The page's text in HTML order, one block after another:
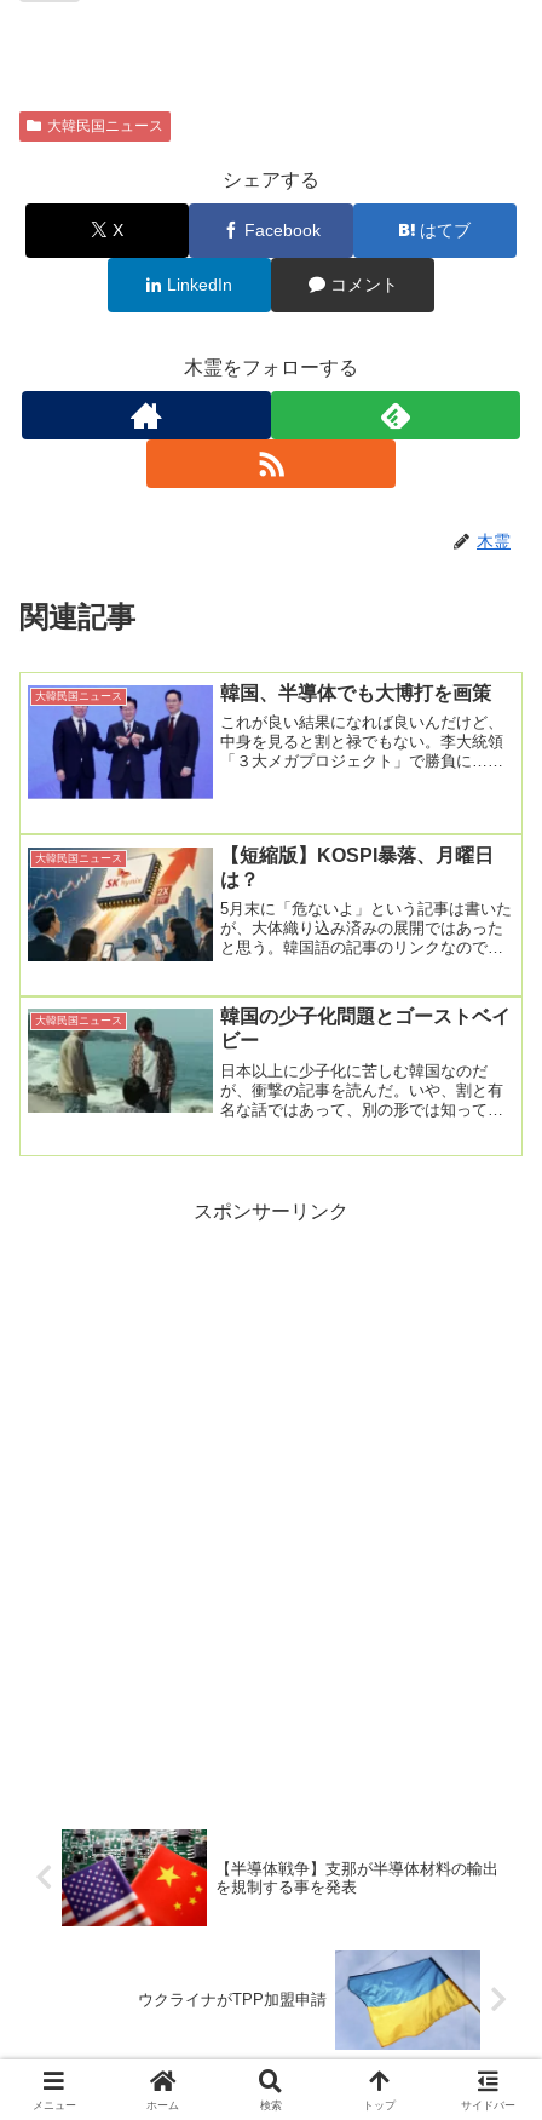
大韓民国ニュース
シェアする
X Facebook はてブ
LinkedIn コメント
木霊をフォローする
木霊
関連記事
大韓民国ニュース 韓国、半導体でも大博打を画策
これが良い結果になれば良いんだけど、
中身を見ると割と禄でもない。李大統領
「３大メガプロジェクト」で勝負に…
大韓民国ニュース
【短縮版】KOSPI暴落、月曜日
は？
5月末に「危ないよ」という記事は書いた
が、大体織り込み済みの展開ではあった
と思う。韓国語の記事のリンクなので簡
大韓民国ニュース
韓国の少子化問題とゴーストベイ
ビー
日本以上に少子化に苦しむ韓国なのだ
が、衝撃の記事を読んだ。いや、割と有
名な話ではあって、別の形では知ってた
スポンサーリンク
【半導体戦争】支那が半導体材料の輸出
を規制する事を発表
ウクライナがTPP加盟申請
メニュー ホーム 検索 トップ サイドバー